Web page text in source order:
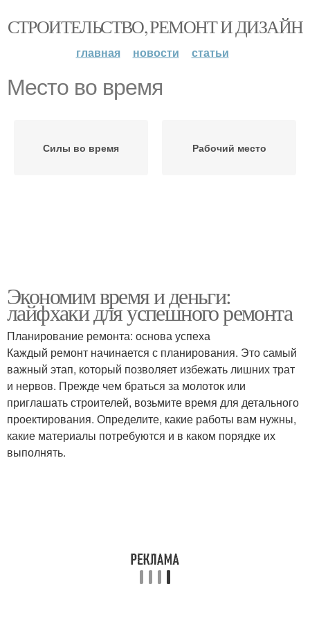
СТРОИТЕЛЬСТВО, РЕМОНТ И ДИЗАЙН
главная новости статьи
Место во время
Силы во время Рабочий место
Экономим время и деньги:
лайфхаки для успешного ремонта
Планирование ремонта: основа успеха
Каждый ремонт начинается с планирования. Это самый
важный этап, который позволяет избежать лишних трат
и нервов. Прежде чем браться за молоток или
приглашать строителей, возьмите время для детального
проектирования. Определите, какие работы вам нужны,
какие материалы потребуются и в каком порядке их
выполнять.